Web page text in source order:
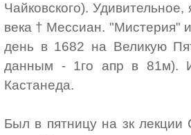
Чайковского).
века † Мессиан. "Мистерия"
день в 1682 на Великую
данным - 1го апр в 81м).
Кастанеда.
Был в пятницу на зк лекции